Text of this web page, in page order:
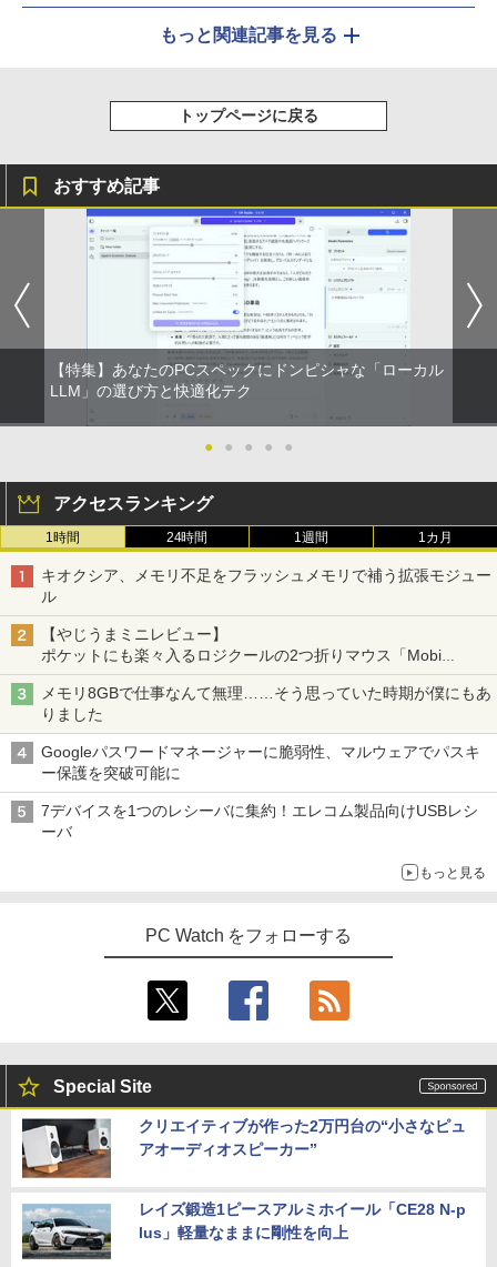
もっと関連記事を見る
トップページに戻る
おすすめ記事
【特集】あなたのPCスペックにドンピシャな「ローカル
LLM」の選び方と快適化テク
● ● ● ● ●
アクセスランキング
1時間 24時間 1週間 1カ月
キオクシア、メモリ不足をフラッシュメモリで補う拡張モジュー
ル
【やじうまミニレビュー】
ポケットにも楽々入るロジクールの2つ折りマウス「Mobi
Fold」。その気になるギミックとは？
メモリ8GBで仕事なんて無理……そう思っていた時期が僕にもあ
りました
Googleパスワードマネージャーに脆弱性、マルウェアでパスキ
ー保護を突破可能に
7デバイスを1つのレシーバに集約！エレコム製品向けUSBレシ
ーバ
もっと見る
PC Watch をフォローする
Special Site
クリエイティブが作った2万円台の“小さなピュ
アオーディオスピーカー”
レイズ鍛造1ピースアルミホイール「CE28 N-p
lus」軽量なままに剛性を向上